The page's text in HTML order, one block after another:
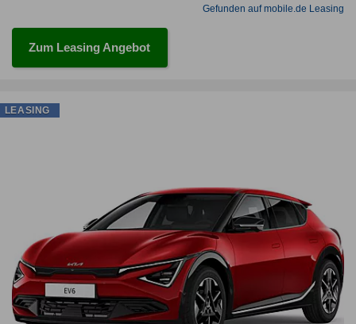
Gefunden auf mobile.de Leasing
Zum Leasing Angebot
LEASING